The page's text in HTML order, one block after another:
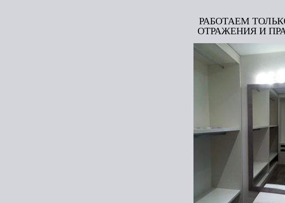
РАБОТАЕМ
ОТРАЖЕНИЯ И